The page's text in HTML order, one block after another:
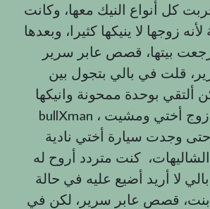
كل أنواع النيك معها، وكانت
زوجها لا ينيكها كثيرا، وبعدها
بيتها، قصص عابر سرير
قلت في بالي بتجول بين
ألتقي بوحدة ممحونة وانيكها،
bullXman ، وبعدها تذكرت زوج أختي ومشيت
وجدت سيارة أختي نادية
كنت متردد أروح له
لا أريد أضيع عليه في حالة
قصص عابر سرير، لكن في